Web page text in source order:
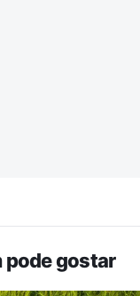
pode gostar